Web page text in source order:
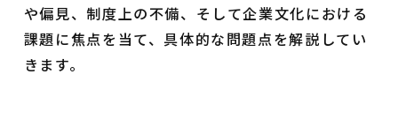
や偏見、制度上の不備、そして企業文化における
課題に焦点を当て、具体的な問題点を解説してい
きます。